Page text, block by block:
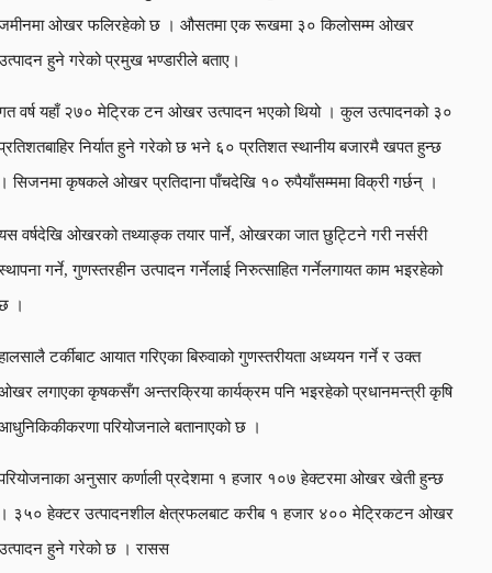
ओखर फलिरहेको छ । औसतमा एक रूखमा ३० किलोसम्म ओखर
हुने गरेको प्रमुख भण्डारीले बताए।
वर्ष यहाँ २७० मेट्रिक टन ओखर उत्पादन भएको थियो । कुल उत्पादनको ३०
निर्यात हुने गरेको छ भने ६० प्रतिशत स्थानीय बजारमै खपत हुन्छ
सिजनमा कृषकले ओखर प्रतिदाना पाँचदेखि १० रुपैयाँसम्ममा विक्री गर्छन् ।
वर्षदेखि ओखरको तथ्याङ्क तयार पार्ने, ओखरका जात छुट्टिने गरी नर्सरी
गर्ने, गुणस्तरहीन उत्पादन गर्नेलाई निरुत्साहित गर्नेलगायत काम भइरहेको
।
टर्कीबाट आयात गरिएका बिरुवाको गुणस्तरीयता अध्ययन गर्ने र उक्त
लगाएका कृषकसँग अन्तरक्रिया कार्यक्रम पनि भइरहेको प्रधानमन्त्री कृषि
परियोजनाले बतानाएको छ ।
अनुसार कर्णाली प्रदेशमा १ हजार १०७ हेक्टरमा ओखर खेती हुन्छ
३५० हेक्टर उत्पादनशील क्षेत्रफलबाट करीब १ हजार ४०० मेट्रिकटन ओखर
हुने गरेको छ । रासस